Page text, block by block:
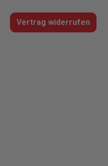
Vertrag widerrufen